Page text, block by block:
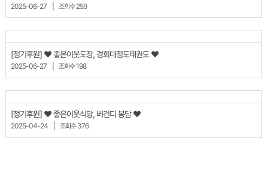
2025-06-27 조회수 259
[정기후원] ♥ 좋은이웃도장, 경희대정도태권도 ♥
2025-06-27 조회수 198
[정기후원] ♥ 좋은이웃식당, 버건디 봉담 ♥
2025-04-24 조회수 376